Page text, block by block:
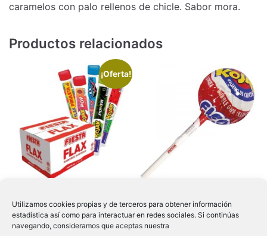
Utilizamos cookies propias y de terceros para obtener información
estadística así como para interactuar en redes sociales. Si continúas
navegando, consideramos que aceptas nuestra
caramelos con palo rellenos de chicle. Sabor mora.
Productos relacionados
¡Oferta!
FLAX FIESTA
SABORES SURTIDOS
Kojak Gigante Fiesta
14,99€